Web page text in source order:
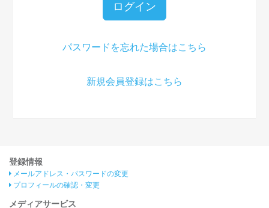
ログイン
パスワードを忘れた場合はこちら
新規会員登録はこちら
登録情報
メールアドレス・パスワードの変更
プロフィールの確認・変更
メディアサービス